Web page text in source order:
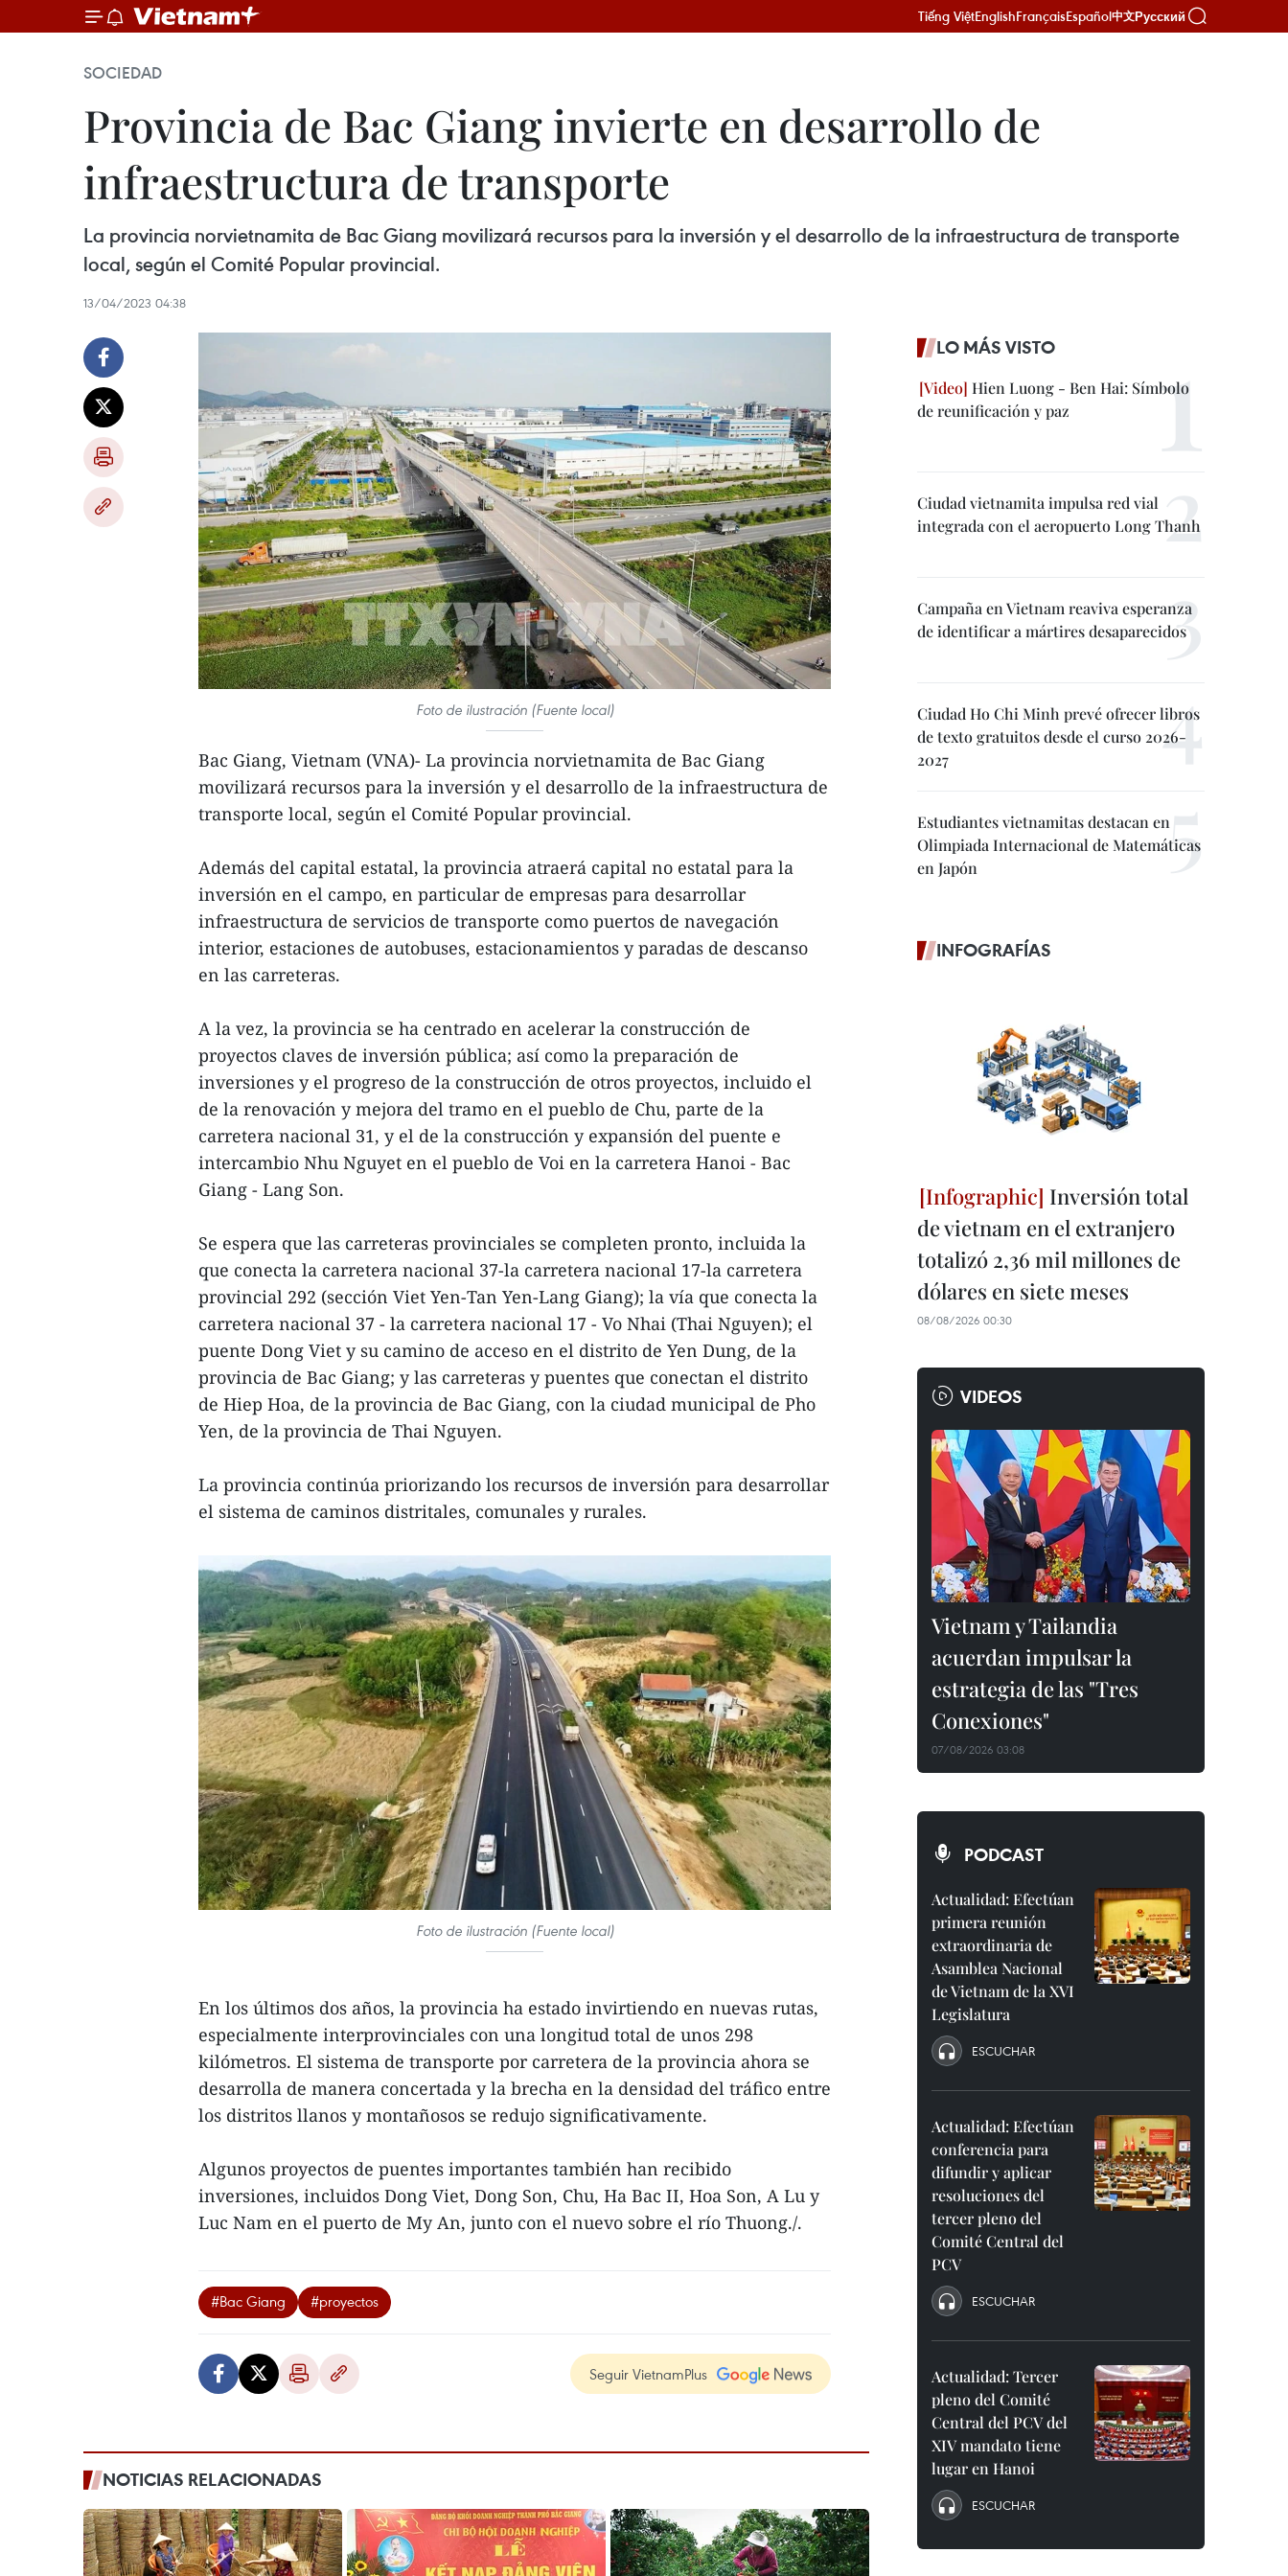
Tiếng ViệtEnglishFrançaisEspañol中文Русский
SOCIEDAD
Provincia de Bac Giang invierte en desarrollo de
infraestructura de transporte
La provincia norvietnamita de Bac Giang movilizará recursos para la inversión y el desarrollo de la infraestructura de transporte
local, según el Comité Popular provincial.
13/04/2023 04:38
Foto de ilustración (Fuente local)
Bac Giang, Vietnam (VNA)- La provincia norvietnamita de Bac Giang
movilizará recursos para la inversión y el desarrollo de la infraestructura de
transporte local, según el Comité Popular provincial.
Además del capital estatal, la provincia atraerá capital no estatal para la
inversión en el campo, en particular de empresas para desarrollar
infraestructura de servicios de transporte como puertos de navegación
interior, estaciones de autobuses, estacionamientos y paradas de descanso
en las carreteras.
A la vez, la provincia se ha centrado en acelerar la construcción de
proyectos claves de inversión pública; así como la preparación de
inversiones y el progreso de la construcción de otros proyectos, incluido el
de la renovación y mejora del tramo en el pueblo de Chu, parte de la
carretera nacional 31, y el de la construcción y expansión del puente e
intercambio Nhu Nguyet en el pueblo de Voi en la carretera Hanoi - Bac
Giang - Lang Son.
Se espera que las carreteras provinciales se completen pronto, incluida la
que conecta la carretera nacional 37-la carretera nacional 17-la carretera
provincial 292 (sección Viet Yen-Tan Yen-Lang Giang); la vía que conecta la
carretera nacional 37 - la carretera nacional 17 - Vo Nhai (Thai Nguyen); el
puente Dong Viet y su camino de acceso en el distrito de Yen Dung, de la
provincia de Bac Giang; y las carreteras y puentes que conectan el distrito
de Hiep Hoa, de la provincia de Bac Giang, con la ciudad municipal de Pho
Yen, de la provincia de Thai Nguyen.
La provincia continúa priorizando los recursos de inversión para desarrollar
el sistema de caminos distritales, comunales y rurales.
Foto de ilustración (Fuente local)
En los últimos dos años, la provincia ha estado invirtiendo en nuevas rutas,
especialmente interprovinciales con una longitud total de unos 298
kilómetros. El sistema de transporte por carretera de la provincia ahora se
desarrolla de manera concertada y la brecha en la densidad del tráfico entre
los distritos llanos y montañosos se redujo significativamente.
Algunos proyectos de puentes importantes también han recibido
inversiones, incluidos Dong Viet, Dong Son, Chu, Ha Bac II, Hoa Son, A Lu y
Luc Nam en el puerto de My An, junto con el nuevo sobre el río Thuong./.
#Bac Giang #proyectos
Seguir VietnamPlus
NOTICIAS RELACIONADAS
LO MÁS VISTO
Hien Luong - Ben Hai: Símbolo
de reunificación y paz
Ciudad vietnamita impulsa red vial
integrada con el aeropuerto Long Thanh
Campaña en Vietnam reaviva esperanza
de identificar a mártires desaparecidos
Ciudad Ho Chi Minh prevé ofrecer libros
de texto gratuitos desde el curso 2026-
2027
Estudiantes vietnamitas destacan en
Olimpiada Internacional de Matemáticas
en Japón
INFOGRAFÍAS
Inversión total
de vietnam en el extranjero
totalizó 2,36 mil millones de
dólares en siete meses
08/08/2026 00:30
VIDEOS
Vietnam y Tailandia
acuerdan impulsar la
estrategia de las "Tres
Conexiones"
07/08/2026 03:08
PODCAST
Actualidad: Efectúan
primera reunión
extraordinaria de
Asamblea Nacional
de Vietnam de la XVI
Legislatura
ESCUCHAR
Actualidad: Efectúan
conferencia para
difundir y aplicar
resoluciones del
tercer pleno del
Comité Central del
PCV
ESCUCHAR
Actualidad: Tercer
pleno del Comité
Central del PCV del
XIV mandato tiene
lugar en Hanoi
ESCUCHAR